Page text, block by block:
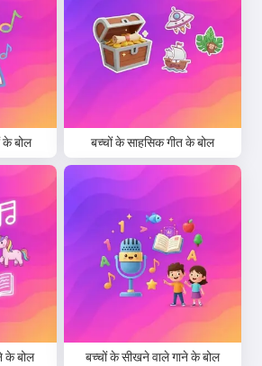
के बोल बच्चों के साहसिक गीत के बोल
के बोल बच्चों के सीखने वाले गाने के बोल
मैं Storiko हूँ 👋
के लिए जादुई सोने के समय की
सुनाती हूँ 🌟
आप स्वीकार करते हैं: